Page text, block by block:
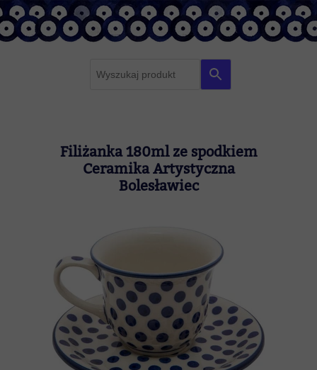
r
z
a
p
i
a
Filiżanka 180ml ze spodkiem
Ceramika Artystyczna
Bolesławiec